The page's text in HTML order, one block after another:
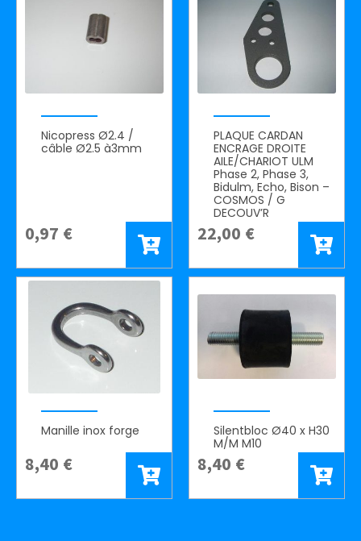
Nicopress Ø2.4 /
câble Ø2.5 à3mm
0,97 €
PLAQUE CARDAN
ENCRAGE DROITE
AILE/CHARIOT ULM
Phase 2, Phase 3,
Bidulm, Echo, Bison –
COSMOS / G
DECOUV’R
22,00 €
Manille inox forge
8,40 €
Silentbloc Ø40 x H30
M/M M10
8,40 €